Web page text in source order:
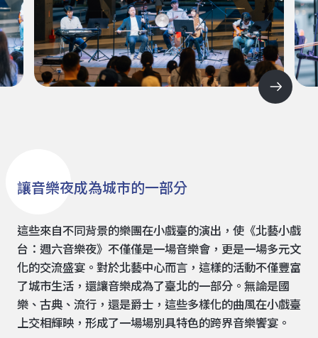
讓音樂夜成為城市的一部分
這些來自不同背景的樂團在小戲臺的演出，使《北藝小戲
台：週六音樂夜》不僅僅是一場音樂會，更是一場多元文
化的交流盛宴。對於北藝中心而言，這樣的活動不僅豐富
了城市生活，還讓音樂成為了臺北的一部分。無論是國
樂、古典、流行，還是爵士，這些多樣化的曲風在小戲臺
上交相輝映，形成了一場場別具特色的跨界音樂饗宴。